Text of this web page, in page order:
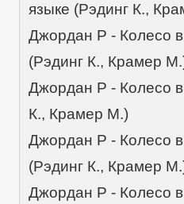
языке (Рэдинг К.,
Джордан Р - Колесо
(Рэдинг К., Крамер
Джордан Р - Колесо
К., Крамер М.)
Джордан Р - Колесо
(Рэдинг К., Крамер
Джордан Р - Колесо